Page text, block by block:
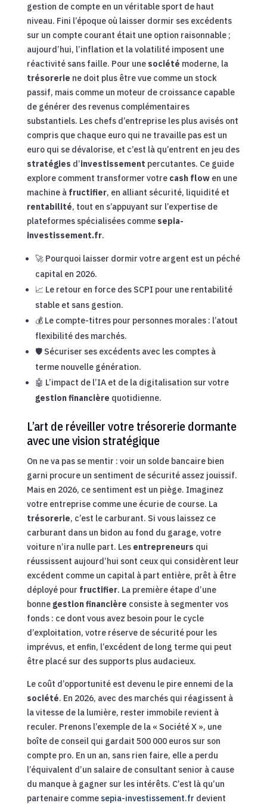
gestion de compte en un véritable sport de haut
niveau. Fini l’époque où laisser dormir ses excédents
sur un compte courant était une option raisonnable ;
aujourd’hui, l’inflation et la volatilité imposent une
réactivité sans faille. Pour une société moderne, la
trésorerie ne doit plus être vue comme un stock
passif, mais comme un moteur de croissance capable
de générer des revenus complémentaires
substantiels. Les chefs d’entreprise les plus avisés ont
compris que chaque euro qui ne travaille pas est un
euro qui se dévalorise, et c’est là qu’entrent en jeu des
stratégies d’investissement percutantes. Ce guide
explore comment transformer votre cash flowen une
machine à fructifier, en alliant sécurité, liquidité et
rentabilité, tout en s’appuyant sur l’expertise de
plateformes spécialisées comme sepia-
investissement.fr.
🚀 Pourquoi laisser dormir votre argent est un péché
capital en 2026.
📈 Le retour en force des SCPI pour une rentabilité
stable et sans gestion.
💰 Le compte-titres pour personnes morales : l’atout
flexibilité des marchés.
🛡️ Sécuriser ses excédents avec les comptes à
terme nouvelle génération.
🤖 L’impact de l’IA et de la digitalisation sur votre
gestion financière quotidienne.
L’art de réveiller votre trésorerie dormante
avec une vision stratégique
On ne va pas se mentir : voir un solde bancaire bien
garni procure un sentiment de sécurité assez jouissif.
Mais en 2026, ce sentiment est un piège. Imaginez
votre entreprise comme une écurie de course. La
trésorerie, c’est le carburant. Si vous laissez ce
carburant dans un bidon au fond du garage, votre
voiture n’ira nulle part. Les entrepreneurs qui
réussissent aujourd’hui sont ceux qui considèrent leur
excédent comme un capital à part entière, prêt à être
déployé pour fructifier. La première étape d’une
bonne gestion financière consiste à segmenter vos
fonds : ce dont vous avez besoin pour le cycle
d’exploitation, votre réserve de sécurité pour les
imprévus, et enfin, l’excédent de long terme qui peut
être placé sur des supports plus audacieux.
Le coût d’opportunité est devenu le pire ennemi de la
société. En 2026, avec des marchés qui réagissent à
la vitesse de la lumière, rester immobile revient à
reculer. Prenons l’exemple de la « Société X », une
boîte de conseil qui gardait 500 000 euros sur son
compte pro. En un an, sans rien faire, elle a perdu
l’équivalent d’un salaire de consultant senior à cause
du manque à gagner sur les intérêts. C’est là qu’un
partenaire comme sepia-investissement.fr devient